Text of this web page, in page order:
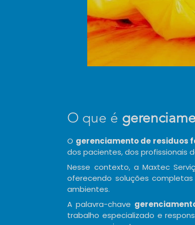
O que é
O gerenciamento de residuos
dos pacientes, dos profissionais
Nesse contexto, a Maxtec
oferecendo soluções
ambientes.
A palavra-chave
trabalho especializado e